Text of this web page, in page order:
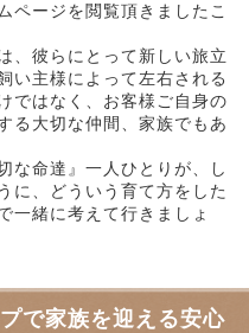
ページを閲覧頂きましたこ
、彼らにとって新しい旅立
い主様によって左右される
ではなく、お客様ご自身の
る大切な仲間、家族でもあ
な命達』一人ひとりが、し
に、どういう育て方をした
一緒に考えて行きましょ
で家族を迎える安心